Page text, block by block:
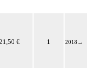
€ 1 2018 →